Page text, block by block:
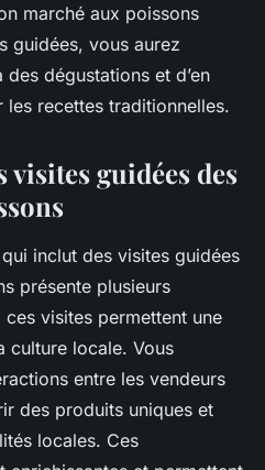
marché aux poissons
guidées, vous aurez
dégustations et d’en
recettes traditionnelles.
visites guidées des
inclut des visites guidées
présente plusieurs
ces visites permettent une
culture locale. Vous
entre les vendeurs
des produits uniques et
locales. Ces